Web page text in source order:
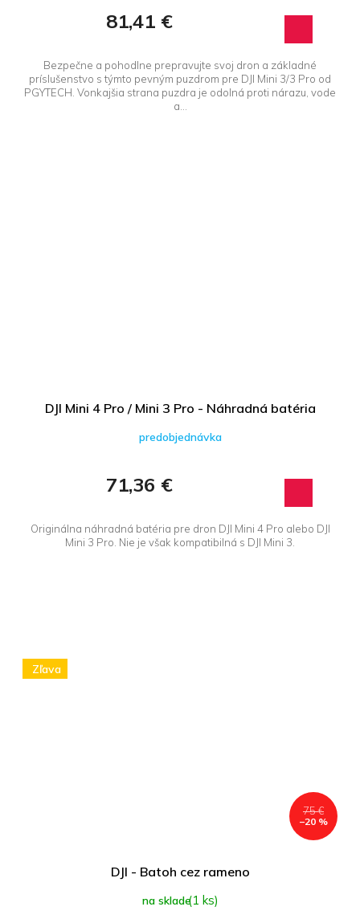
81,41 €
Bezpečne a pohodlne prepravujte svoj dron a základné
príslušenstvo s týmto pevným puzdrom pre DJI Mini 3/3 Pro od
PGYTECH. Vonkajšia strana puzdra je odolná proti nárazu, vode
a...
DJI Mini 4 Pro / Mini 3 Pro - Náhradná batéria
predobjednávka
71,36 €
Originálna náhradná batéria pre dron DJI Mini 4 Pro alebo DJI
Mini 3 Pro. Nie je však kompatibilná s DJI Mini 3.
Zľava
75 €
–20 %
DJI - Batoh cez rameno
na sklade(1 ks)